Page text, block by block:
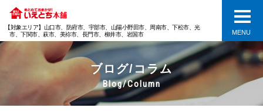
【対象エリア】山口市、防府市、宇部市、山陽小野田市、周南市、下松市、光
市、下関市、萩市、美祢市、長門市、柳井市、岩国市
MENU
ブログ/コラム
Blog/Column